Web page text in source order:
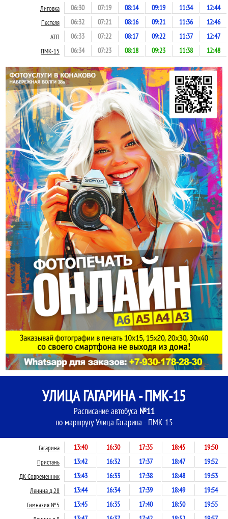
Лиговка 06:30 07:19 08:14 09:19 11:34 12:44
Пестеля 06:32 07:21 08:16 09:21 11:36 12:46
АТП 06:33 07:22 08:17 09:22 11:37 12:47
ПМК-15 06:34 07:23 08:18 09:23 11:38 12:48
УЛИЦА ГАГАРИНА - ПМК-15
Расписание автобуса №11
по маршруту Улица Гагарина - ПМК-15
Гагарина 13:40 16:30 17:35 18:45 19:50
Пристань 13:42 16:32 17:37 18:47 19:52
ДК Современник 13:43 16:33 17:38 18:48 19:53
Ленина д.28 13:44 16:34 17:39 18:49 19:54
Гимназия №5 13:45 16:35 17:40 18:50 19:55